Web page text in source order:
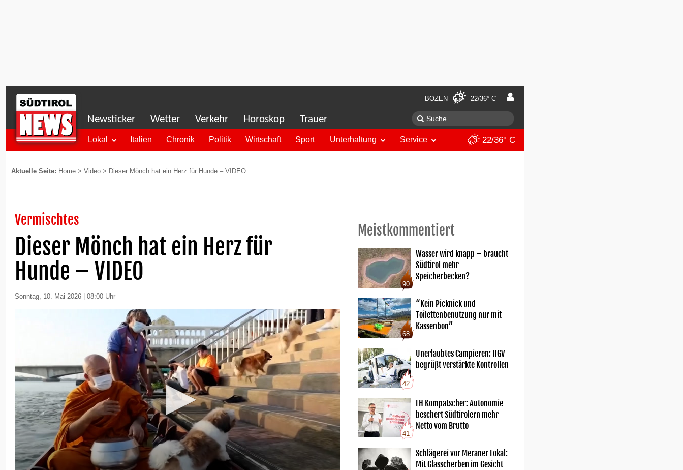
BOZEN 22/36° C
Newsticker Wetter Verkehr Horoskop Trauer
Lokal Italien Chronik Politik Wirtschaft Sport Unterhaltung Service 22/36° C
Aktuelle Seite: Home > Video > Dieser Mönch hat ein Herz für Hunde – VIDEO
Vermischtes
Dieser Mönch hat ein Herz für
Hunde – VIDEO
Sonntag, 10. Mai 2026 | 08:00 Uhr
Meistkommentiert
90
Wasser wird knapp – braucht
Südtirol mehr
Speicherbecken?
68
“Kein Picknick und
Toilettenbenutzung nur mit
Kassenbon”
42
Unerlaubtes Campieren: HGV
begrüßt verstärkte Kontrollen
41
LH Kompatscher: Autonomie
beschert Südtirolern mehr
Netto vom Brutto
Schlägerei vor Meraner Lokal:
Mit Glasscherben im Gesicht